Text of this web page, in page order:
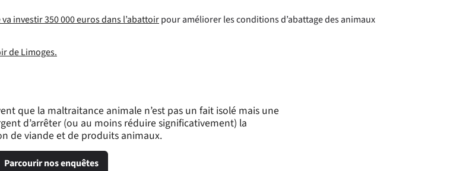
investir 350 000 euros dans l’abattoirpour améliorer les conditions d’abattage des animaux
de Limoges.
que la maltraitance animale n’est pas un fait isolé mais une
d’arrêter (ou au moins réduire significativement) la
de viande et de produits animaux.
Parcourir nos enquêtes